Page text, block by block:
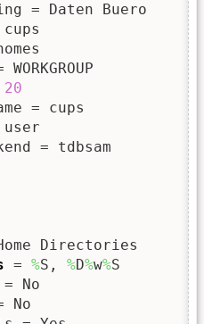
= Daten Buero
WORKGROUP
20
= cups
user
= tdbsam
Directories
= %S, %D%w%S
= No
No